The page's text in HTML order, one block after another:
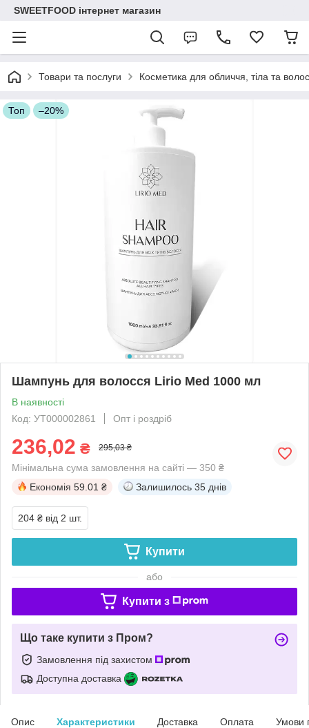
SWEETFOOD інтернет магазин
Товари та послуги Косметика для обличчя, тіла та
Топ –20%
Шампунь для волосся Lirio Med 1000 мл
В наявності
Код: УТ000002861
Опт і роздріб
236,02 ₴ 295,03 ₴
Мінімальна сума замовлення на сайті — 350 ₴
Економія 59.01 ₴ Залишилось 35 днів
204 ₴ від 2 шт.
Купити
або
Купити з
Що таке купити з Пром?
Замовлення під захистом
Доступна доставка
Опис Характеристики Доставка Оплата Умови